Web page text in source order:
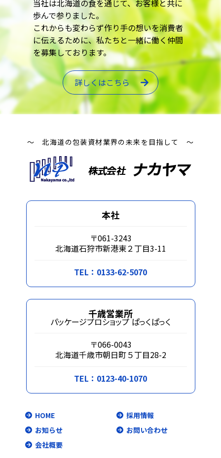
当社は北海道の食を通じて、お客様と共に
歩んで参りました。
これからも変わらず作り手の想いを消費者
に伝えるために、私たちと一緒に働く仲間
を募集しております。
詳しくはこちら
～ 北海道の包装資材業界の未来を目指して ～
本社
〒061-3243
北海道石狩市新港東２丁目3-11
TEL：0133-62-5070
千歳営業所
パッケージプロショップ ぱっくぱっく
〒066-0043
北海道千歳市朝日町５丁目28-2
TEL：0123-40-1070
HOME
お知らせ
会社概要
採用情報
お問い合わせ